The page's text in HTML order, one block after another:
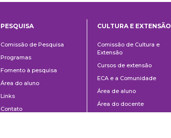
PESQUISA
Comissão de Pesquisa
Programas
Fomento à pesquisa
Área do aluno
Links
Contato
e
Extensão
CULTURA E EXTENSÃO
Comissão de Cultura e
Extensão
Cursos de extensão
ECA e a Comunidade
Área de aluno
Área do docente